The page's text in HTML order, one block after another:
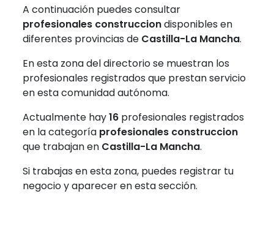
A continuación puedes consultar
profesionales construcciondisponibles en
diferentes provincias de Castilla-La Mancha.
En esta zona del directorio se muestran los
profesionales registrados que prestan servicio
en esta comunidad autónoma.
Actualmente hay16 profesionales registrados
en la categoría profesionales construccion
que trabajan en Castilla-La Mancha.
Si trabajas en esta zona, puedes registrar tu
negocio y aparecer en esta sección.